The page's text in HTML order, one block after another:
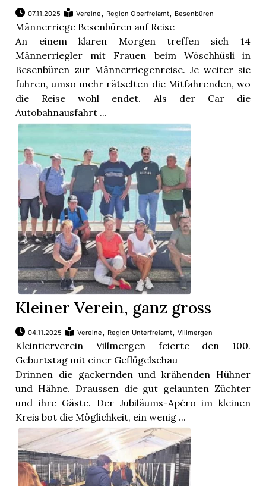
07.11.2025 Vereine, Region Oberfreiamt, Besenbüren
Männerriege Besenbüren auf Reise
An einem klaren Morgen treffen sich 14
Männerriegler mit Frauen beim Wöschhüsli in
Besenbüren zur Männerriegenreise. Je weiter sie
fuhren, umso mehr rätselten die Mitfahrenden, wo
die Reise wohl endet. Als der Car die
Autobahnausfahrt ...
Kleiner Verein, ganz gross
04.11.2025 Vereine, Region Unterfreiamt,Villmergen
Kleintierverein Villmergen feierte den 100.
Geburtstag mit einer Geflügelschau
Drinnen die gackernden und krähenden Hühner
und Hähne. Draussen die gut gelaunten Züchter
und ihre Gäste. Der Jubiläums-Apéro im kleinen
Kreis bot die Möglichkeit, ein wenig ...